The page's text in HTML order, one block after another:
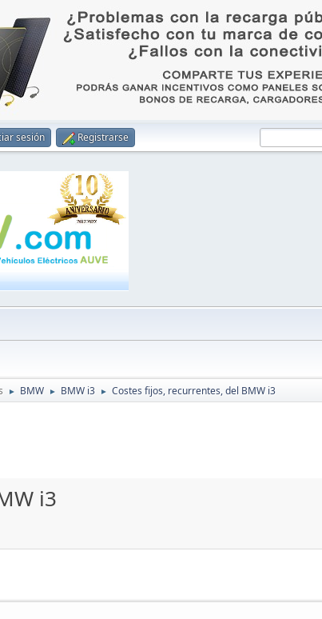
sesión Registrarse
► BMW ► BMW i3 ► Costes fijos, recurrentes, del BMW i3
i3